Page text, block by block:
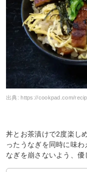
出典:https://cookpad.com/
丼とお茶漬けで2度楽し
ったうなぎを同時に味
なぎを崩さないよう、優